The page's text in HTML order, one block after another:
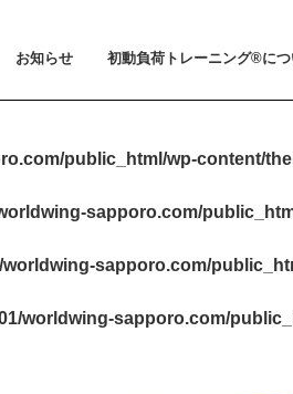
お知らせ
お知らせ
メディア掲載
初動負荷トレーニング®につ
初動負荷トレーニング®とは
小山 裕史博士のご紹介
BeMoLo®シューズについて
public_html/wp-content/
sapporo.com/
sapporo.com/
worldwing-sapporo.com/